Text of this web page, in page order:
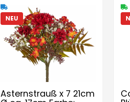
Asternstrauß x 7 21cm
NEU